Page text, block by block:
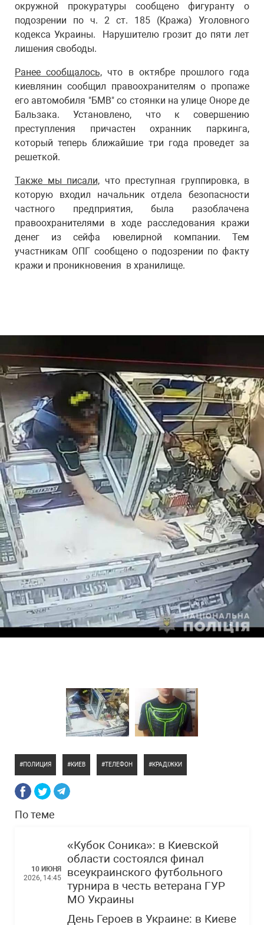
окружной прокуратуры сообщено фигуранту о
подозрении по ч. 2 ст. 185 (Кража) Уголовного
кодекса Украины. Нарушителю грозит до пяти лет
лишения свободы.
Ранее сообщалось, что в октябре прошлого года
киевлянин сообщил правоохранителям о пропаже
его автомобиля "БМВ" со стоянки на улице Оноре де
Бальзака. Установлено, что к совершению
преступления причастен охранник паркинга,
который теперь ближайшие три года проведет за
решеткой.
Также мы писали, что преступная группировка, в
которую входил начальник отдела безопасности
частного предприятия, была разоблачена
правоохранителями в ходе расследования кражи
денег из сейфа ювелирной компании. Тем
участникам ОПГ сообщено о подозрении по факту
кражи и проникновения в хранилище.
ПОЛИЦИЯ КИЕВ ТЕЛЕФОН КРАДІЖКИ
По теме
10 ИЮНЯ
2026, 14:45
«Кубок Соника»: в Киевской
области состоялся финал
всеукраинского футбольного
турнира в честь ветерана ГУР
МО Украины
День Героев в Украине: в Киеве